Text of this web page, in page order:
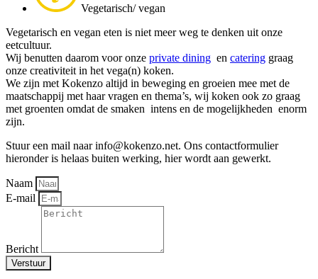
Vegetarisch/ vegan
Vegetarisch en vegan eten is niet meer weg te denken uit onze
eetcultuur.
Wij benutten daarom voor onze private dining en catering graag
onze creativiteit in het vega(n) koken.
We zijn met Kokenzo altijd in beweging en groeien mee met de
maatschappij met haar vragen en thema’s, wij koken ook zo graag
met groenten omdat de smaken intens en de mogelijkheden enorm
zijn.
Stuur een mail naar info@kokenzo.net. Ons contactformulier
hieronder is helaas buiten werking, hier wordt aan gewerkt.
Naam
E-mail
Bericht
Verstuur